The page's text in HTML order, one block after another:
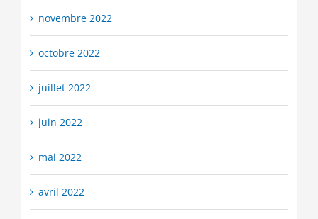
novembre 2022
octobre 2022
juillet 2022
juin 2022
mai 2022
avril 2022